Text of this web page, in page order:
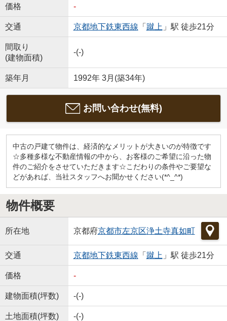
価格 -
交通 京都地下鉄東西線 「 蹴上 」駅 徒歩21分
間取り
(建物面積)
-(-)
築年月 1992年 3月(築34年)
お問い合わせ(無料)
中古の戸建て物件は、経済的なメリットが大きいのが特徴です
☆多種多様な不動産情報の中から、お客様のご希望に沿った物
件のご紹介をさせていただきます☆こだわりの条件やご要望な
どがあれば、当社スタッフへお聞かせください(*^_^*)
物件概要
所在地 京都府京都市左京区浄土寺真如町
交通 京都地下鉄東西線 「 蹴上 」駅 徒歩21分
価格 -
建物面積(坪数) -(-)
土地面積(坪数) -(-)